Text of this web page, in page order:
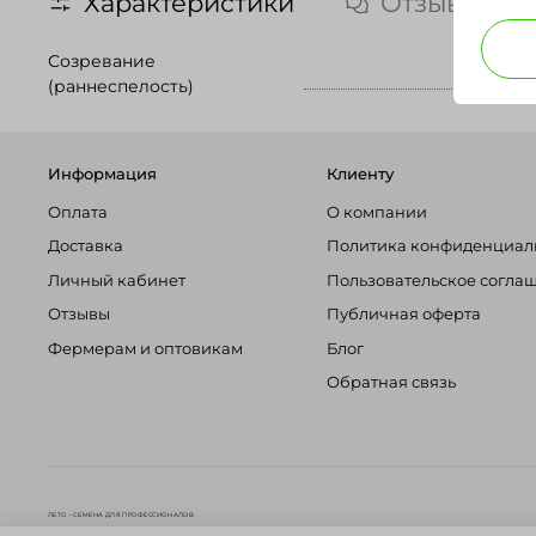
Созревание
(раннеспелость)
Информация
Оплата
Доставка
Личный кабинет
Отзывы
Фермерам и оптовикам
Клиенту
О компании
Политика
Пользовательское
Публичная оферта
Блог
Обратная связь
ЛЕТО - СЕМЕНА ДЛЯ ПРОФЕССИОНАЛОВ